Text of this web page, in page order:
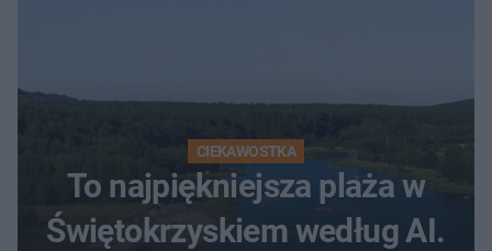
CIEKAWOSTKA
To najpiękniejsza plaża w
Świętokrzyskiem według AI.